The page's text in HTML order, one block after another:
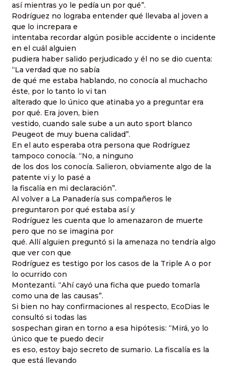
así mientras yo le pedía un por qué”.
Rodríguez no lograba entender qué llevaba al joven a
que lo increpara e
intentaba recordar algún posible accidente o incidente
en el cuál alguien
pudiera haber salido perjudicado y él no se dio cuenta:
“La verdad que no sabía
de qué me estaba hablando, no conocía al muchacho
éste, por lo tanto lo vi tan
alterado que lo único que atinaba yo a preguntar era
por qué. Era joven, bien
vestido, cuando sale sube a un auto sport blanco
Peugeot de muy buena calidad”.
En el auto esperaba otra persona que Rodríguez
tampoco conocía. “No, a ninguno
de los dos los conocía. Salieron, obviamente algo de la
patente vi y lo pasé a
la fiscalía en mi declaración”.
Al volver a La Panadería sus compañeros le
preguntaron por qué estaba así y
Rodríguez les cuenta que lo amenazaron de muerte
pero que no se imagina por
qué. Allí alguien preguntó si la amenaza no tendría algo
que ver con que
Rodríguez es testigo por los casos de la Triple A o por
lo ocurrido con
Montezanti. “Ahí cayó una ficha que puedo tomarla
como una de las causas”.
Si bien no hay confirmaciones al respecto, EcoDias le
consultó si todas las
sospechan giran en torno a esa hipótesis: “Mirá, yo lo
único que te puedo decir
es eso, estoy bajo secreto de sumario. La fiscalía es la
que está llevando